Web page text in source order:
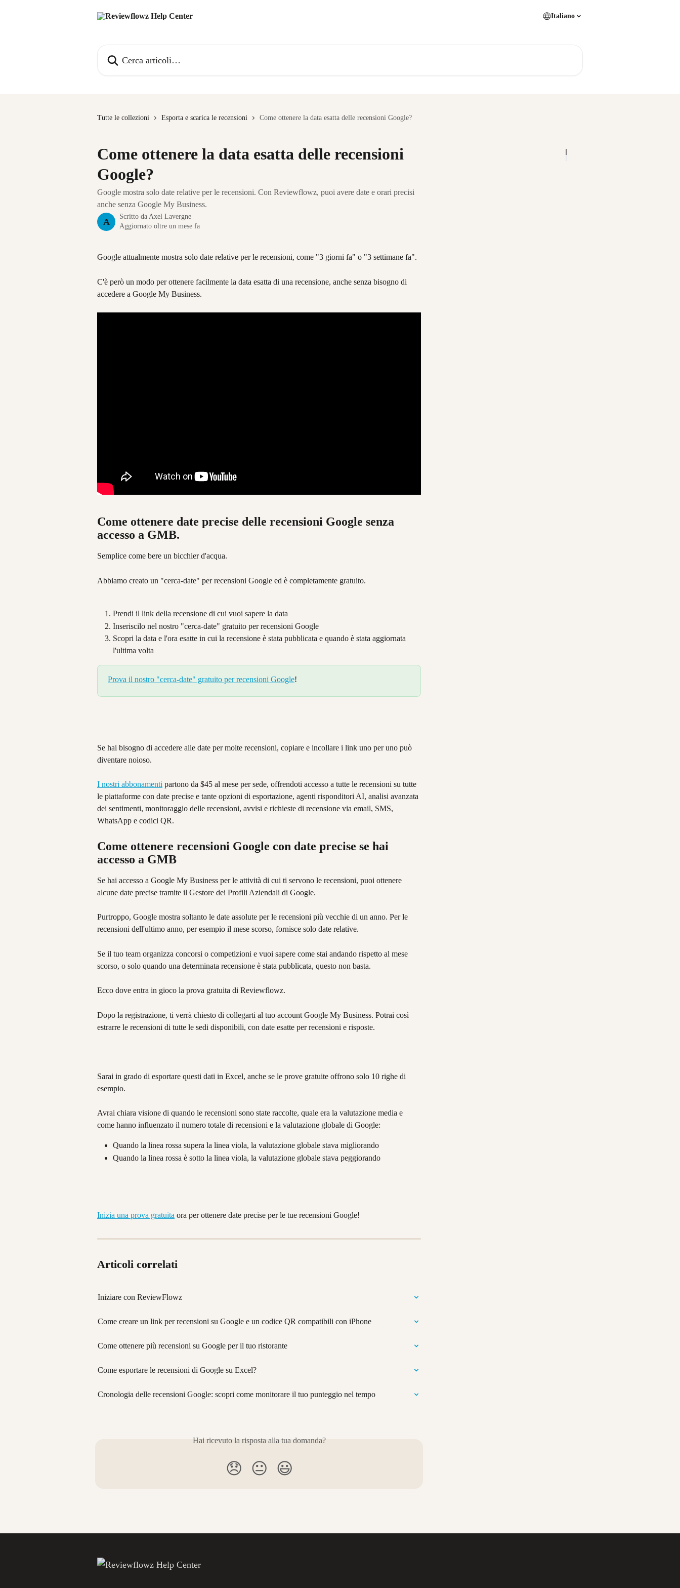
Italiano
Tutte le collezioni Esporta e scarica le recensioni Come ottenere la data esatta delle recensioni Google?
Come ottenere la data esatta delle recensioni
Google?
Google mostra solo date relative per le recensioni. Con Reviewflowz, puoi avere date e orari precisi
anche senza Google My Business.
A
Scritto da Axel Lavergne
Aggiornato oltre un mese fa
Google attualmente mostra solo date relative per le recensioni, come "3 giorni fa" o "3 settimane fa".
C'è però un modo per ottenere facilmente la data esatta di una recensione, anche senza bisogno di
accedere a Google My Business.
Come ottenere date precise delle recensioni Google senza
accesso a GMB.
Semplice come bere un bicchier d'acqua.
Abbiamo creato un "cerca-date" per recensioni Google ed è completamente gratuito.
Prendi il link della recensione di cui vuoi sapere la data
Inseriscilo nel nostro "cerca-date" gratuito per recensioni Google
Scopri la data e l'ora esatte in cui la recensione è stata pubblicata e quando è stata aggiornata
l'ultima volta
Prova il nostro "cerca-date" gratuito per recensioni Google!
Se hai bisogno di accedere alle date per molte recensioni, copiare e incollare i link uno per uno può
diventare noioso.
I nostri abbonamenti partono da $45 al mese per sede, offrendoti accesso a tutte le recensioni su tutte
le piattaforme con date precise e tante opzioni di esportazione, agenti risponditori AI, analisi avanzata
dei sentimenti, monitoraggio delle recensioni, avvisi e richieste di recensione via email, SMS,
WhatsApp e codici QR.
Come ottenere recensioni Google con date precise se hai
accesso a GMB
Se hai accesso a Google My Business per le attività di cui ti servono le recensioni, puoi ottenere
alcune date precise tramite il Gestore dei Profili Aziendali di Google.
Purtroppo, Google mostra soltanto le date assolute per le recensioni più vecchie di un anno. Per le
recensioni dell'ultimo anno, per esempio il mese scorso, fornisce solo date relative.
Se il tuo team organizza concorsi o competizioni e vuoi sapere come stai andando rispetto al mese
scorso, o solo quando una determinata recensione è stata pubblicata, questo non basta.
Ecco dove entra in gioco la prova gratuita di Reviewflowz.
Dopo la registrazione, ti verrà chiesto di collegarti al tuo account Google My Business. Potrai così
estrarre le recensioni di tutte le sedi disponibili, con date esatte per recensioni e risposte.
Sarai in grado di esportare questi dati in Excel, anche se le prove gratuite offrono solo 10 righe di
esempio.
Avrai chiara visione di quando le recensioni sono state raccolte, quale era la valutazione media e
come hanno influenzato il numero totale di recensioni e la valutazione globale di Google:
Quando la linea rossa supera la linea viola, la valutazione globale stava migliorando
Quando la linea rossa è sotto la linea viola, la valutazione globale stava peggiorando
Inizia una prova gratuita ora per ottenere date precise per le tue recensioni Google!
Articoli correlati
Iniziare con ReviewFlowz
Come creare un link per recensioni su Google e un codice QR compatibili con iPhone
Come ottenere più recensioni su Google per il tuo ristorante
Come esportare le recensioni di Google su Excel?
Cronologia delle recensioni Google: scopri come monitorare il tuo punteggio nel tempo
Hai ricevuto la risposta alla tua domanda?
😞 😐 😃